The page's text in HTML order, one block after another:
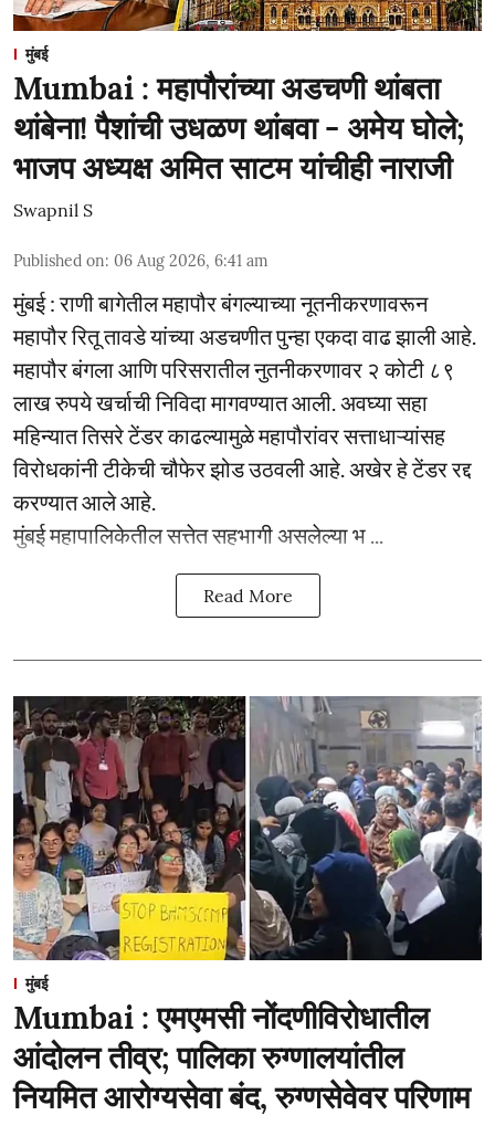
मुंबई
Mumbai : महापौरांच्या अडचणी थांबता
थांबेना! पैशांची उधळण थांबवा - अमेय घोले;
भाजप अध्यक्ष अमित साटम यांचीही नाराजी
Swapnil S
Published on: 06 Aug 2026, 6:41 am
मुंबई : राणी बागेतील महापौर बंगल्याच्या नूतनीकरणावरून
महापौर रितू तावडे यांच्या अडचणीत पुन्हा एकदा वाढ झाली आहे.
महापौर बंगला आणि परिसरातील नुतनीकरणावर २ कोटी ८९
लाख रुपये खर्चाची निविदा मागवण्यात आली. अवघ्या सहा
महिन्यात तिसरे टेंडर काढल्यामुळे महापौरांवर सत्ताधाऱ्यांसह
विरोधकांनी टीकेची चौफेर झोड उठवली आहे. अखेर हे टेंडर रद्द
करण्यात आले आहे.
मुंबई महापालिकेतील सत्तेत सहभागी असलेल्या भ ...
Read More
मुंबई
Mumbai : एमएमसी नोंदणीविरोधातील
आंदोलन तीव्र; पालिका रुग्णालयांतील
नियमित आरोग्यसेवा बंद, रुग्णसेवेवर परिणाम